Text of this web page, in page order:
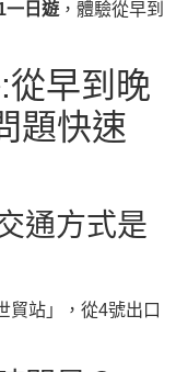
一日遊 ，體驗從早到
從早到晚
題快速
通方式是
貿站」，從4號出口